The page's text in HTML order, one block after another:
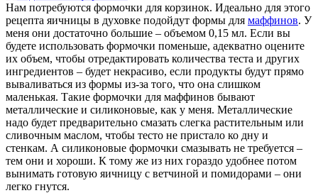
Нам потребуются формочки для корзинок. Идеально для этого
рецепта яичницы в духовке подойдут формы для маффинов. У
меня они достаточно большие – объемом 0,15 мл. Если вы
будете использовать формочки поменьше, адекватно оцените
их объем, чтобы отредактировать количества теста и других
ингредиентов – будет некрасиво, если продукты будут прямо
вываливаться из формы из-за того, что она слишком
маленькая. Такие формочки для маффинов бывают
металлические и силиконовые, как у меня. Металлические
надо будет предварительно смазать слегка растительным или
сливочным маслом, чтобы тесто не пристало ко дну и
стенкам. А силиконовые формочки смазывать не требуется –
тем они и хороши. К тому же из них гораздо удобнее потом
вынимать готовую яичницу с ветчиной и помидорами – они
легко гнутся.